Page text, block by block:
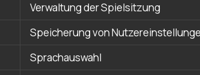
Verwaltung der Spielsitzung
Speicherung von
Sprachauswahl